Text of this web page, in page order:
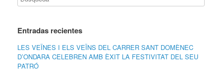
Entradas recientes
LES VEÏNES I ELS VEÏNS DEL CARRER SANT DOMÈNEC
D’ONDARA CELEBREN AMB ÈXIT LA FESTIVITAT DEL SEU
PATRÓ